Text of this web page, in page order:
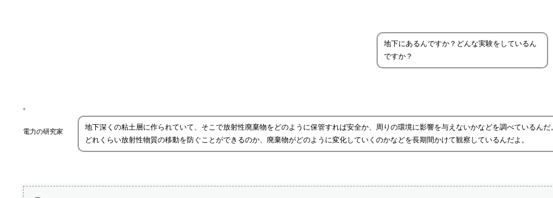
地下にあるんですか？どんな実験をしているん
ですか？
電力の研究家
地下深くの粘土層に作られていて、そこで放射性廃棄物をどのように保管すれば安全か、周りの環境に影響を与えないかなどを調べているん
どれくらい放射性物質の移動を防ぐことができるのか、廃棄物がどのように変化していくのかなどを長期間かけて観察しているんだよ。